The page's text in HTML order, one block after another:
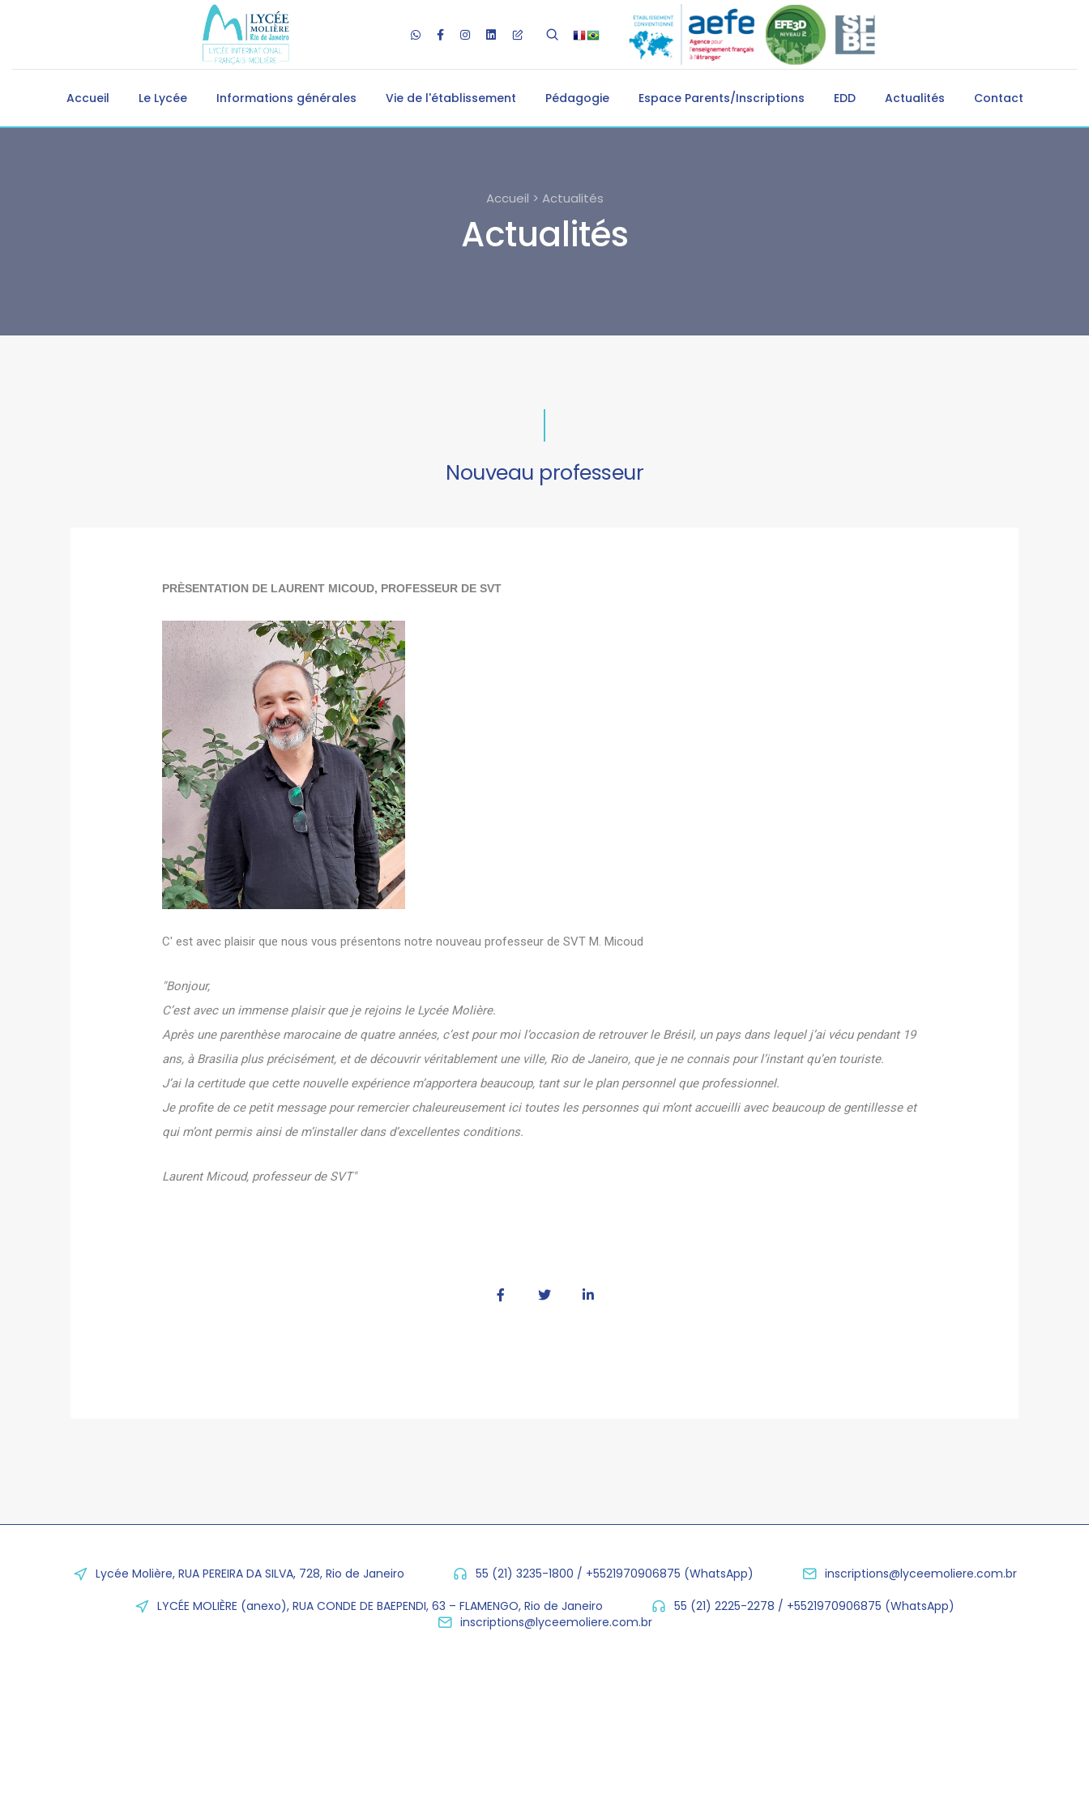
Accueil Le Lycée Informations générales Vie de l'établissement Pédagogie Espace Parents/Inscriptions EDD Actualités Contact
Accueil > Actualités
Actualités
Nouveau professeur
PRÈSENTATION DE LAURENT MICOUD, PROFESSEUR DE SVT
C' est avec plaisir que nous vous présentons notre nouveau professeur de SVT M. Micoud
"Bonjour,
C’est avec un immense plaisir que je rejoins le Lycée Molière.
Après une parenthèse marocaine de quatre années, c’est pour moi l’occasion de retrouver le Brésil, un pays dans lequel j’ai vécu pendant 19
ans, à Brasilia plus précisément, et de découvrir véritablement une ville, Rio de Janeiro, que je ne connais pour l’instant qu’en touriste.
J’ai la certitude que cette nouvelle expérience m’apportera beaucoup, tant sur le plan personnel que professionnel.
Je profite de ce petit message pour remercier chaleureusement ici toutes les personnes qui m’ont accueilli avec beaucoup de gentillesse et
qui m’ont permis ainsi de m’installer dans d’excellentes conditions.
Laurent Micoud, professeur de SVT"
Lycée Molière, RUA PEREIRA DA SILVA, 728, Rio de Janeiro 55 (21) 3235-1800 / +5521970906875 (WhatsApp)
inscriptions@lyceemoliere.com.br
LYCÉE MOLIÈRE (anexo), RUA CONDE DE BAEPENDI, 63 – FLAMENGO, Rio de Janeiro
55 (21) 2225-2278 / +5521970906875 (WhatsApp)
inscriptions@lyceemoliere.com.br